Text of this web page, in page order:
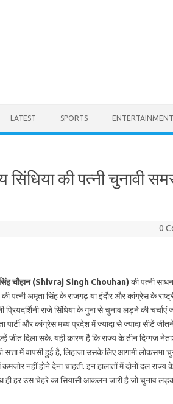
LATEST SPORTS ENTERTAINMENT
सिंधिया की पत्नी चुनावी
0
सिंह चौहान (Shivraj Singh Chouhan) की पत्नी
की पत्नी अमृता सिंह के राजगढ़ या इंदौर और कांग्रेस के
प्रियदर्शिनी राजे सिंधिया के गुना से चुनाव लड़ने की चर्चाएं
पार्टी और कांग्रेस मध्य प्रदेश में ज्यादा से ज्यादा सीटें
जीत दिला सके. यही कारण है कि राज्य के तीन दिग्गज
में वापसी हुई है, लिहाजा उसके लिए आगामी लोकसभा
नहीं होने देना चाहती. इन हालातों में दोनों दल राज्य
हर उस चेहरे का सियासी आकलन जारी है जो चुनाव